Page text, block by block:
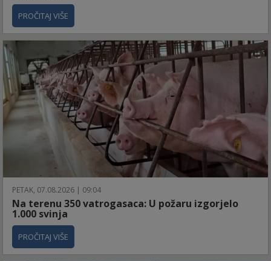
PROČITAJ VIŠE
PETAK, 07.08.2026 | 09:04
Na terenu 350 vatrogasaca: U požaru izgorjelo
1.000 svinja
PROČITAJ VIŠE